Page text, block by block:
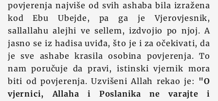
povjerenja najviše od svih ashaba bila izražena
kod Ebu Ubejde, pa ga je Vjerovjesnik,
sallallahu alejhi ve sellem, izdvojio po njoj. A
jasno se iz hadisa uviđa, što je i za očekivati, da
je sve ashabe krasila osobina povjerenja. To
nam poručuje da pravi, istinski vjernik mora
biti od povjerenja. Uzvišeni Allah rekao je: "O
vjernici, Allaha i Poslanika ne varajte i